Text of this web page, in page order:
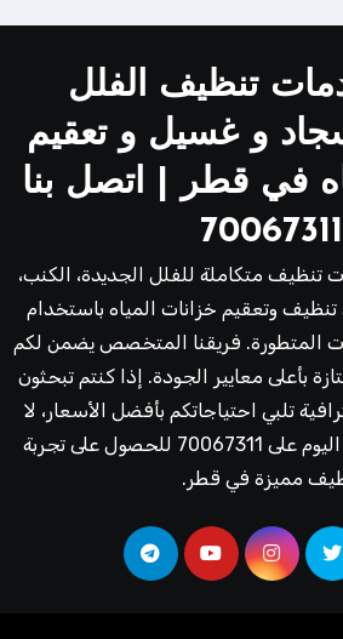
تنظيف الفلل
و غسيل و تعقيم
في قطر | اتصل بنا
70067311
متكاملة للفلل الجديدة، الكنب،
تنظيف وتعقيم خزانات المياه باستخدام
المتطورة. فريقنا المتخصص يضمن لكم
بأعلى معايير الجودة. إذا كنتم تبحثون
تلبي احتياجاتكم بأفضل الأسعار، لا
تترددوا في الاتصال بنا اليوم على 70067311 للحصول على تجربة
مميزة في قطر.